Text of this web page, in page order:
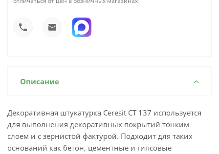
Описание
Декоративная штукатурка Ceresit CT 137 используется
для выполнения декоративных покрытий тонким
слоем и с зернистой фактурой. Подходит для таких
оснований как бетон, цементные и гипсовые